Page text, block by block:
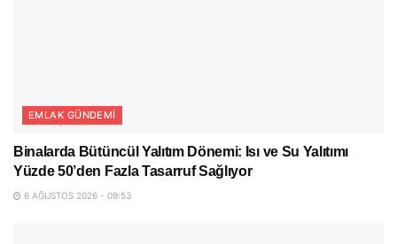
EMLAK GÜNDEMI
Binalarda Bütüncül Yalıtım Dönemi: Isı ve Su Yalıtımı
Yüzde 50’den Fazla Tasarruf Sağlıyor
6 AĞUSTOS 2026 - 09:53